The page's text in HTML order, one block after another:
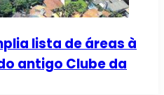
lista de áreas à
antigo Clube da